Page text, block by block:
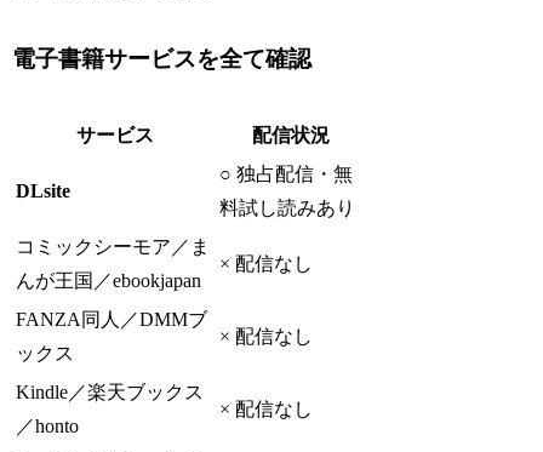
電子書籍サービスを全て確認
サービス 配信状況
DLsite
○ 独占配信・無
料試し読みあり
コミックシーモア／ま
んが王国／ebookjapan
× 配信なし
FANZA同人／DMMブ
ックス
× 配信なし
Kindle／楽天ブックス
／honto
× 配信なし